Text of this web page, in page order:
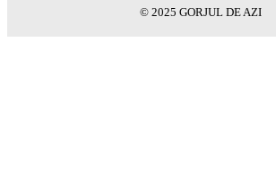
© 2025 GORJUL DE AZI